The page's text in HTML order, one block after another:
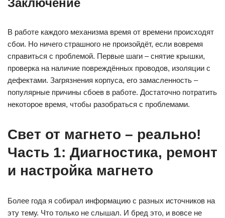
Заключение
В работе каждого механизма время от времени происходят
сбои. Но ничего страшного не произойдёт, если вовремя
справиться с проблемой. Первые шаги – снятие крышки,
проверка на наличие повреждённых проводов, изоляции с
дефектами. Загрязнения корпуса, его замасленность –
популярные причины сбоев в работе. Достаточно потратить
некоторое время, чтобы разобраться с проблемами.
Свет от магнето – реально!
Часть 1: Диагностика, ремонт
и настройка магнето
Более года я собирал информацию с разных источников на
эту тему. Что только не слышал. И бред это, и вовсе не